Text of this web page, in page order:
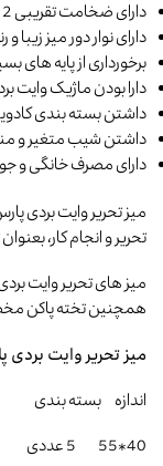
دارای ضخامت تقریبی 2 سانتی متر.
دارای نوار دور میز زیبا و
برخورداری از پایه های
دارا بودن ماژیک وایت
داشتن بسته بندی
داشتن شیب متغیر و
دارای مصرف خانگی و
میز تحریر وایت بردی
تحریر و انجام کار،
میز های تحریر وایت
همچنین تخته پاکن
میز تحریر وایت بردی
اندازه بسته بندی
40*55 5 عددی